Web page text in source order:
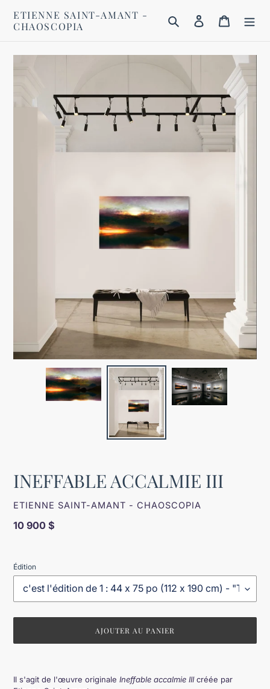
contenu
ETIENNE SAINT-AMANT -
CHAOSCOPIA
RechercherSe connecter
Panier
INEFFABLE ACCALMIE III
DISTRIBUTEUR
ETIENNE SAINT-AMANT - CHAOSCOPIA
Prix
10 900 $
Édition
AJOUTER AU PANIER
produit
Il s'agit de l'œuvre originale Ineffable accalmie III créée par